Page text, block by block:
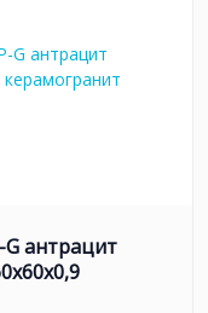
G антрацит